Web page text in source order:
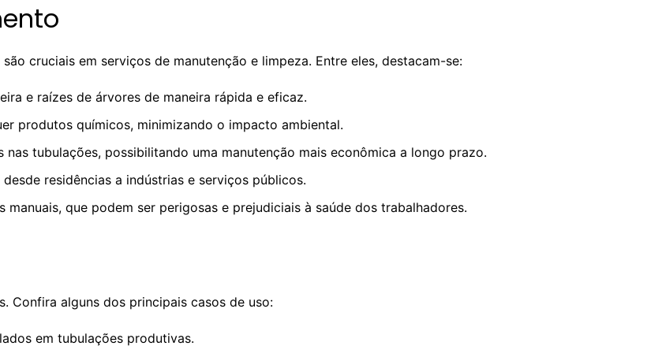
cruciais em serviços de manutenção e limpeza. Entre eles, destacam-se:
e raízes de árvores de maneira rápida e eficaz.
produtos químicos, minimizando o impacto ambiental.
nas tubulações, possibilitando uma manutenção mais econômica a longo prazo.
residências a indústrias e serviços públicos.
manuais, que podem ser perigosas e prejudiciais à saúde dos trabalhadores.
Confira alguns dos principais casos de uso:
em tubulações produtivas.